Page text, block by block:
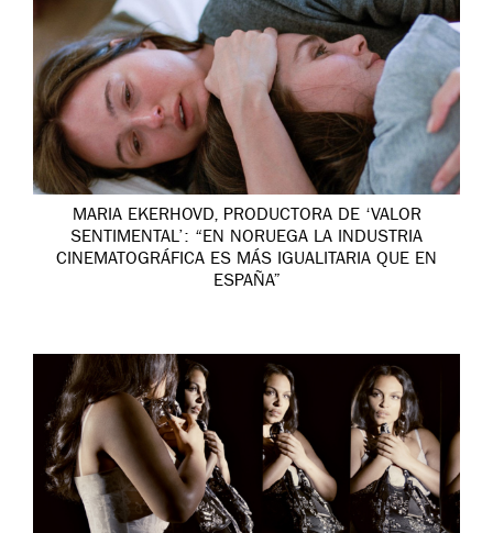
MARIA EKERHOVD, PRODUCTORA DE ‘VALOR
SENTIMENTAL’: “EN NORUEGA LA INDUSTRIA
CINEMATOGRÁFICA ES MÁS IGUALITARIA QUE EN
ESPAÑA”